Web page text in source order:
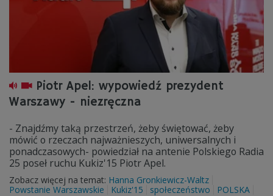
Piotr Apel: wypowiedź prezydent
Warszawy - niezręczna
- Znajdźmy taką przestrzeń, żeby świętować, żeby
mówić o rzeczach najważnieszych, uniwersalnych i
ponadczasowych- powiedział na antenie Polskiego Radia
25 poseł ruchu Kukiz'15 Piotr Apel.
Zobacz więcej na temat: Hanna Gronkiewicz-Waltz
Powstanie Warszawskie
Kukiz'15 społeczeństwo POLSKA